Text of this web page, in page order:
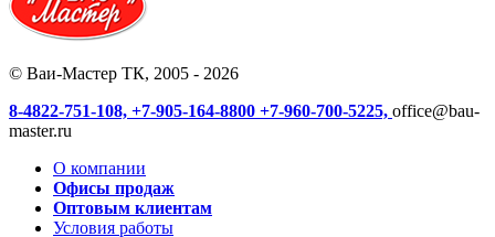
© Ваи-Мастер ТК, 2005 - 2026
8-4822-751-108, +7-905-164-8800 +7-960-700-5225, office@bau-
master.ru
О компании
Офисы продаж
Оптовым клиентам
Условия работы